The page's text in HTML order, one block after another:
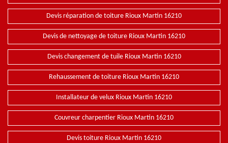
Devis réparation de toiture Rioux Martin 16210
Devis de nettoyage de toiture Rioux Martin 16210
Devis changement de tuile Rioux Martin 16210
Rehaussement de toiture Rioux Martin 16210
Installateur de velux Rioux Martin 16210
Couvreur charpentier Rioux Martin 16210
Devis toiture Rioux Martin 16210